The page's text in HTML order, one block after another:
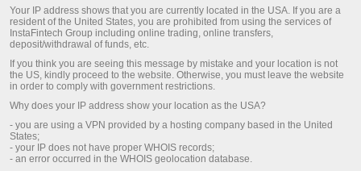
Раздел для тех, кто уже работает на рынке. Здесь
представлен перечень наших сервисов, инструментов,
торговых условий в компании ИнстаТрейд, бонусов,
способы вывода и пополнения счета, аналитика,
графики, видеообзоры, горячие новости, конкурсы и
акции, спортивные проекты ИнстаТрейд и обучение.
Зарегистрировать личный аккаунт
Your IP address shows that you are currently located in the USA. If you are a
resident of the United States, you are prohibited from using the services of
InstaFintech Group including online trading, online transfers,
deposit/withdrawal of funds, etc.
If you think you are seeing this message by mistake and your location is not
the US, kindly proceed to the website. Otherwise, you must leave the website
in order to comply with government restrictions.
Why does your IP address show your location as the USA?
- you are using a VPN provided by a hosting company based in the United
States;
- your IP does not have proper WHOIS records;
- an error occurred in the WHOIS geolocation database.